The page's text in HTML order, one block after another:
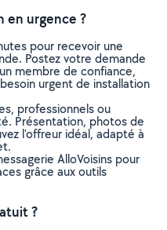
en urgence ?
pour recevoir une
Postez votre demande
membre de confiance,
urgent de installation
professionnels ou
Présentation, photos de
l'offreur idéal, adapté à
AlloVoisins pour
grâce aux outils
?